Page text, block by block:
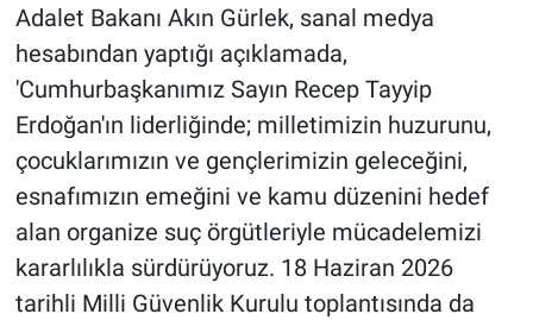
Adalet Bakanı Akın Gürlek, sanal medya
hesabından yaptığı açıklamada,
'Cumhurbaşkanımız Sayın Recep Tayyip
Erdoğan'ın liderliğinde; milletimizin huzurunu,
çocuklarımızın ve gençlerimizin geleceğini,
esnafımızın emeğini ve kamu düzenini hedef
alan organize suç örgütleriyle mücadelemizi
kararlılıkla sürdürüyoruz. 18 Haziran 2026
tarihli Milli Güvenlik Kurulu toplantısında da
Günün görüntüsü
Haber
İlan
Kimdir
Koronavirüs